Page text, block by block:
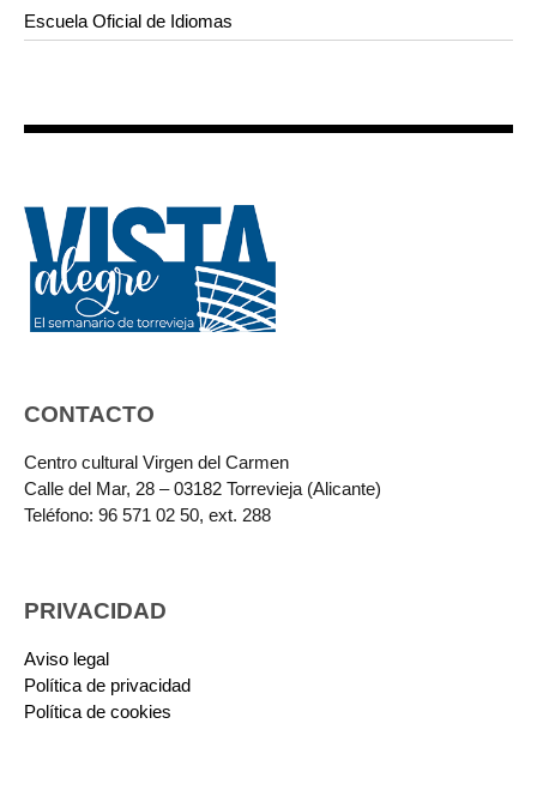
Escuela Oficial de Idiomas
CONTACTO
Centro cultural Virgen del Carmen
Calle del Mar, 28 – 03182 Torrevieja (Alicante)
Teléfono: 96 571 02 50, ext. 288
PRIVACIDAD
Aviso legal
Política de privacidad
Política de cookies